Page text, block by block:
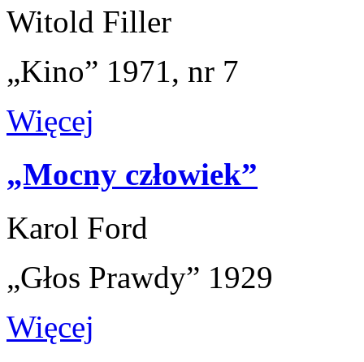
Witold Filler
„Kino” 1971, nr 7
Więcej
„Mocny człowiek”
Karol Ford
„Głos Prawdy” 1929
Więcej